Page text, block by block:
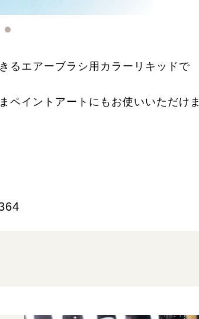
るエアーブラシ用カラーリキッドで
ペイントアートにもお使いいただけま